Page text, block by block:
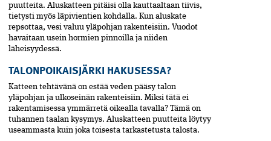
puutteita. Aluskatteen pitäisi olla kauttaaltaan tiivis,
tietysti myös läpivientien kohdalla. Kun aluskate
repsottaa, vesi valuu yläpohjan rakenteisiin. Vuodot
havaitaan usein hormien pinnoilla ja niiden
läheisyydessä.
TALONPOIKAISJÄRKI HAKUSESSA?
Katteen tehtävänä on estää veden pääsy talon
yläpohjan ja ulkoseinän rakenteisiin. Miksi tätä ei
rakentamisessa ymmärretä oikealla tavalla? Tämä on
tuhannen taalan kysymys. Aluskatteen puutteita löytyy
useammasta kuin joka toisesta tarkastetusta talosta.